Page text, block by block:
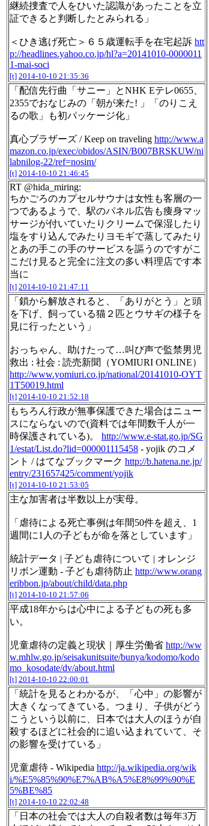
継続捜査で人をひいた認識があったことを立
証できると判断したとみられる」
＜ひき逃げ死亡＞６５歳運転手を在宅起訴 htt
p://headlines.yahoo.co.jp/hl?a=20141010-0000011
1-mai-soci
[t] 2014-10-10 21:35:36
「配信先行曲「サニー」とNHK Eテレ0655、
2355でおなじみの「朝が来た! 」「のりこえ
るの歌」も初パッケージ化」
真心ブラザーズ / Keep on traveling http://www.a
mazon.co.jp/exec/obidos/ASIN/B007BRSKUW/ni
labnilog-22/ref=nosim/
[t] 2014-10-10 21:46:45
RT @hida_miring:
ちかごろのカプセルサウナは女性も客層の一
つであるようで、駅のパネル広告も痩身マッ
サージが付いていたりクリームで保湿したり
塩をすり込んでみたりヨモギで蒸してみたり
とあの手この手のサービスを謳うのですがこ
こだけ見ると完全に注文の多い料理店です本
当に
[t] 2014-10-10 21:47:11
「鎖から解放されると、「ありがとう」と頭
を下げ、飼っている猫２匹とウサギの様子を
見に行ったという」
おっちゃん、助けたって…叫び声で監禁男児
救出 : 社会 : 読売新聞（YOMIURI ONLINE）
http://www.yomiuri.co.jp/national/20141010-OYT
1T50019.html
[t] 2014-10-10 21:52:18
もちろん行政が無事保護できた場合はニュー
スにならないので(資料では年間数千人が一
時保護されている)。 http://www.e-stat.go.jp/SG
1/estat/List.do?lid=000001115458 - yojik のコメ
ント / はてなブックマーク http://b.hatena.ne.jp/
entry/231657425/comment/yojik
[t] 2014-10-10 21:53:05
主な加害者は半数以上が実母。
「虐待による死亡事例は年間50件を超え、1
週間に1人の子どもが命を落としています」
統計データ | 子ども虐待について | オレンジ
リボン運動 - 子ども虐待防止 http://www.orang
eribbon.jp/about/child/data.php
[t] 2014-10-10 21:57:06
平成18年からは心中による子どもの死も多
い。
児童虐待の定義と現状｜厚生労働省 http://ww
w.mhlw.go.jp/seisakunitsuite/bunya/kodomo/kodo
mo_kosodate/dv/about.html
[t] 2014-10-10 22:00:01
「統計を見るとわかるが、「心中」の影響が
大きくなってきている。つまり、子供がどう
こうという以前に、日本では大人のほうが自
殺するほどに社会的に追い込まれていて、そ
の影響を受けている」
児童虐待 - Wikipedia http://ja.wikipedia.org/wik
i/%E5%85%90%E7%AB%A5%E8%99%90%E
5%BE%85
[t] 2014-10-10 22:02:48
「日本の社会では大人の自殺者数は毎年3万